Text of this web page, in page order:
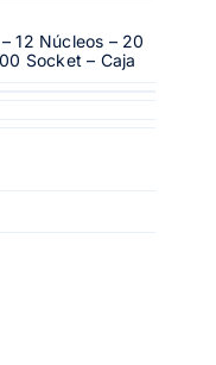
12 Núcleos – 20
Socket – Caja